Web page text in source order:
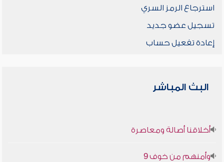
استرجاع الرمز السري
تسجيل عضو جديد
إعادة تفعيل حساب
البث المباشر
أخلاقنا أصالة ومعاصرة
وأمنهم من خوف 9